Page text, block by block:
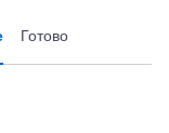
Готово